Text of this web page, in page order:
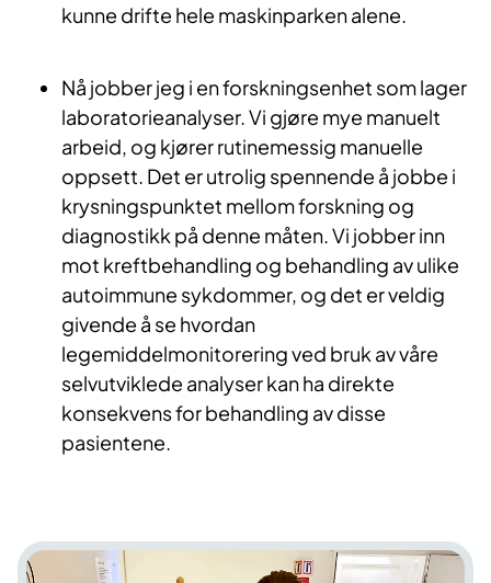
kunne drifte hele maskinparken alene.
Nå jobber jeg i en forskningsenhet som lager
laboratorieanalyser. Vi gjøre mye manuelt
arbeid, og kjører rutinemessig manuelle
oppsett. Det er utrolig spennende å jobbe i
krysningspunktet mellom forskning og
diagnostikk på denne måten. Vi jobber inn
mot kreftbehandling og behandling av ulike
autoimmune sykdommer, og det er veldig
givende å se hvordan
legemiddelmonitorering ved bruk av våre
selvutviklede analyser kan ha direkte
konsekvens for behandling av disse
pasientene.